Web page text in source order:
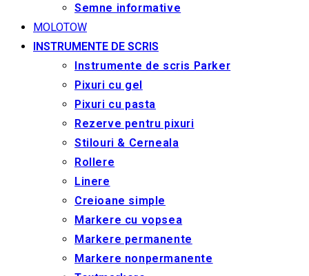
Semne informative
MOLOTOW
INSTRUMENTE DE SCRIS
Instrumente de scris Parker
Pixuri cu gel
Pixuri cu pasta
Rezerve pentru pixuri
Stilouri & Сerneala
Rollere
Linere
Creioane simple
Markere cu vopsea
Markere permanente
Markere nonpermanente